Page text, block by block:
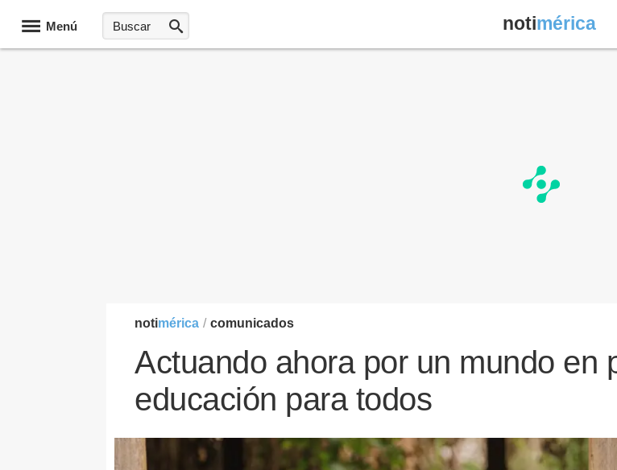
Menú notimérica
notimérica / comunicados
Actuando ahora por un mundo en
educación para todos